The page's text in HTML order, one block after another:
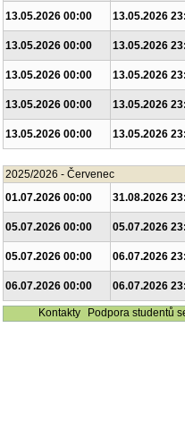
13.05.2026 00:00
13.05.2026
13.05.2026 00:00
13.05.2026
13.05.2026 00:00
13.05.2026
13.05.2026 00:00
13.05.2026
13.05.2026 00:00
13.05.2026
2025/2026 - Červenec
01.07.2026 00:00
31.08.2026
05.07.2026 00:00
05.07.2026
05.07.2026 00:00
06.07.2026
06.07.2026 00:00
06.07.2026
Kontakty
Podpora studentů